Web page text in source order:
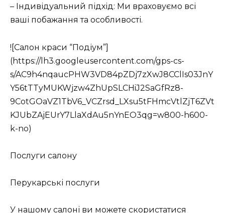
– Індивідуальний підхід: Ми враховуємо всі
ваші побажання та особливості.
![Салон краси “Подіум”]
(https://lh3.googleusercontent.com/gps-cs-
s/AC9h4nqaucPHW3VD84pZDj7zXwJ8CClIs03JnY
Y56tTTyMUKWjzw4ZhUpSLCHiJ2SaGfRz8-
9CotGOaVZ1TbV6_VCZrsd_LXsu5tFHmcVtlZjT6ZVt
KJUbZAjEUrY7LlaXdAu5nYnEO3qg=w800-h600-
k-no)
Послуги салону
Перукарські послуги
У нашому салоні ви можете скористатися